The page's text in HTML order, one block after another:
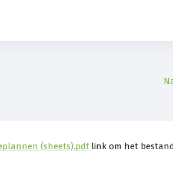
(sheets).pdflink om het